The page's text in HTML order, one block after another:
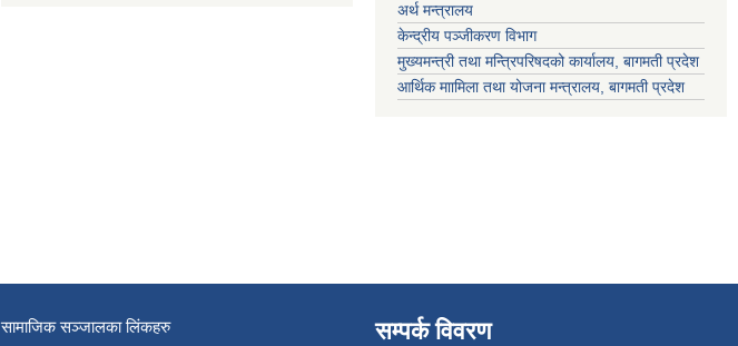
अर्थ मन्त्रालय
केन्द्रीय पञ्जीकरण विभाग
मुख्यमन्त्री तथा मन्त्रिपरिषदको कार्यालय, बागमती प्रदेश
आर्थिक माामिला तथा योजना मन्त्रालय, बागमती प्रदेश
सामाजिक सञ्जालका लिंकहरु सम्पर्क विवरण